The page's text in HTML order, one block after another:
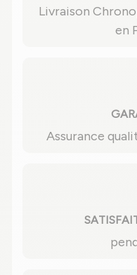
Livraison
en
Assurance